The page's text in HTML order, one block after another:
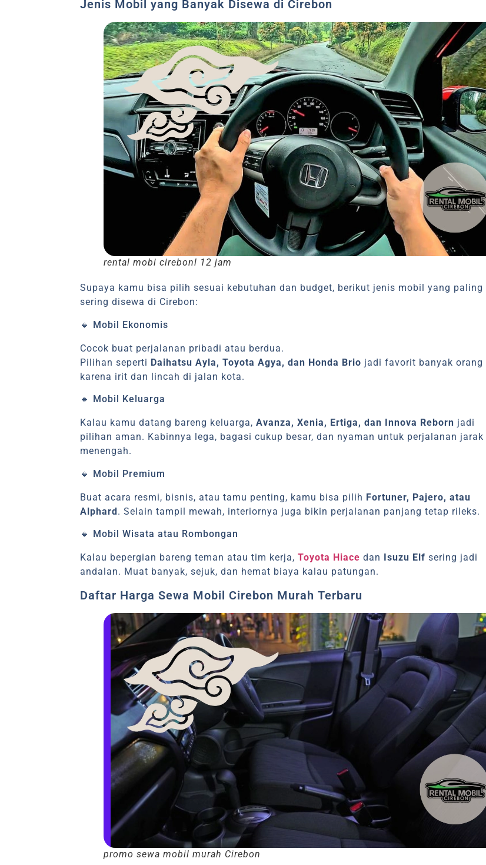
Jenis Mobil yang Banyak Disewa di Cirebon
rental mobi cirebonl 12 jam
Supaya kamu bisa pilih sesuai kebutuhan dan budget, berikut jenis mobil yang paling
sering disewa di Cirebon:
🔸 Mobil Ekonomis
Cocok buat perjalanan pribadi atau berdua.
Pilihan seperti Daihatsu Ayla, Toyota Agya, dan Honda Brio jadi favorit banyak orang
karena irit dan lincah di jalan kota.
🔸 Mobil Keluarga
Kalau kamu datang bareng keluarga,Avanza, Xenia, Ertiga, dan Innova Reborn jadi
pilihan aman. Kabinnya lega, bagasi cukup besar, dan nyaman untuk perjalanan jarak
menengah.
🔸 Mobil Premium
Buat acara resmi, bisnis, atau tamu penting, kamu bisa pilih Fortuner, Pajero, atau
Alphard. Selain tampil mewah, interiornya juga bikin perjalanan panjang tetap rileks.
🔸 Mobil Wisata atau Rombongan
Kalau bepergian bareng teman atau tim kerja,Toyota Hiace dan Isuzu Elf sering jadi
andalan. Muat banyak, sejuk, dan hemat biaya kalau patungan.
Daftar Harga Sewa Mobil Cirebon Murah Terbaru
promo sewa mobil murah Cirebon